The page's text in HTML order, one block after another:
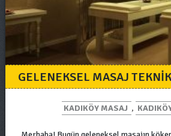
GELENEKSEL MASAJ
KADIKÖY MASAJ ,